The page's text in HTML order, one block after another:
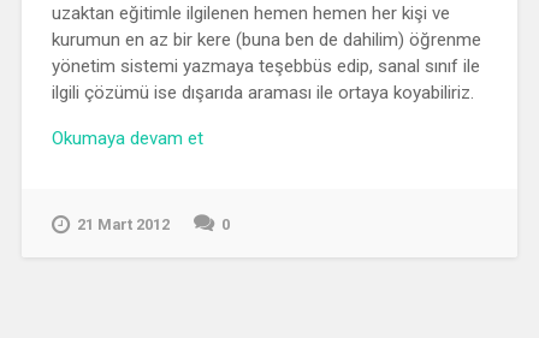
uzaktan eğitimle ilgilenen hemen hemen her kişi ve
kurumun en az bir kere (buna ben de dahilim) öğrenme
yönetim sistemi yazmaya teşebbüs edip, sanal sınıf ile
ilgili çözümü ise dışarıda araması ile ortaya koyabiliriz.
Okumaya devam et“Bigbluebutton”
21 Mart 2012 0